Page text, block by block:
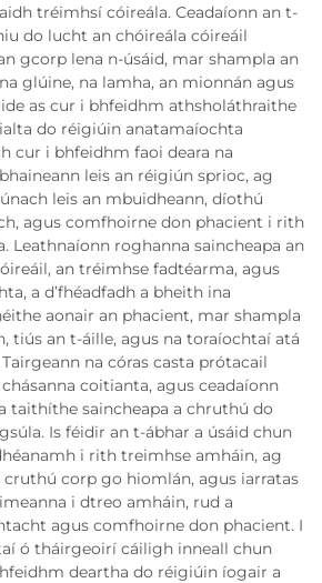
tréimhsí cóireála. Ceadaíonn an t-
do lucht an chóireála cóireáil
gcorp lena n-úsáid, mar shampla an
glúine, na lamha, an mionnán agus
as cur i bhfeidhm athsholáthraithe
do réigiúin anatamaíochta
cur i bhfeidhm faoi deara na
leis an réigiún sprioc, ag
leis an mbuidheann, díothú
agus comfhoirne don phacient i rith
Leathnaíonn roghanna saincheapa an
an tréimhse fadtéarma, agus
a d’fhéadfadh a bheith ina
aonair an phacient, mar shampla
tiús an t-áille, agus na toraíochtaí atá
na córas casta prótacail
coitianta, agus ceadaíonn
taithíthe saincheapa a chruthú do
Is féidir an t-ábhar a úsáid chun
i rith treimhse amháin, ag
cruthú corp go hiomlán, agus iarratas
i dtreo amháin, rud a
agus comfhoirne don phacient. I
ó tháirgeoirí cáiligh inneall chun
deartha do réigiúin íogair a